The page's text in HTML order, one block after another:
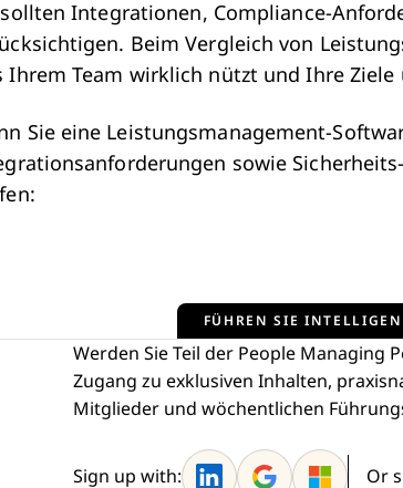
sollten Integrationen, Compliance-
Beim Vergleich von
Ihrem Team wirklich nützt und Ihre
Sie eine Leistungsmanagement-
sowie
FÜHREN SIE
Werden Sie Teil der People Managing
Zugang zu exklusiven Inhalten,
Mitglieder und wöchentlichen
Sign up with: Or